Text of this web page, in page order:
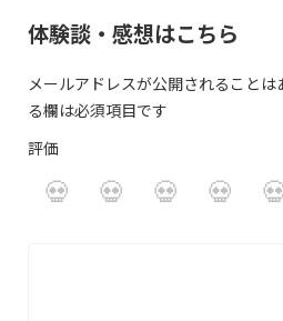
体験談・感想はこちら
メールアドレスが公開されることは
る欄は必須項目です
評価